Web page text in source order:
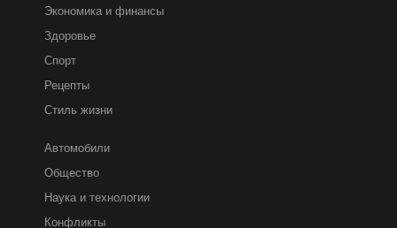
Экономика и финансы
Здоровье
Спорт
Рецепты
Стиль жизни
Автомобили
Общество
Наука и технологии
Конфликты